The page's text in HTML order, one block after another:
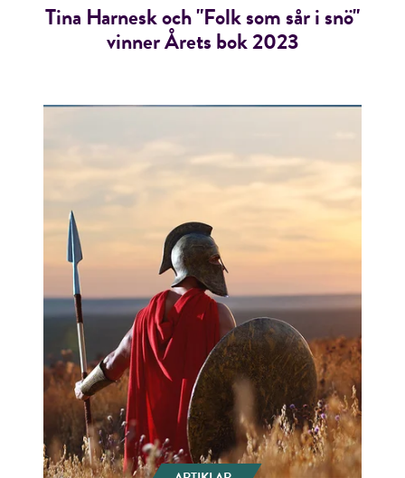
Tina Harnesk och "Folk som sår i snö"
vinner Årets bok 2023